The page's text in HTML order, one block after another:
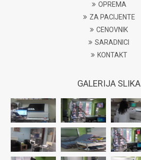
OPREMA
ZA PACIJENTE
CENOVNIK
SARADNICI
KONTAKT
GALERIJA SLIKA